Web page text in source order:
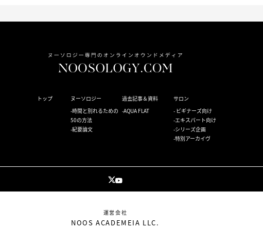
トップ
ヌーソロジー
時間と別れるための
50の方法
紀要論文
過去記事＆資料
AQUA FLAT
サロン
ビギナーズ向け
エキスパート向け
シリーズ企画
特別アーカイヴ
運営会社
NOOS ACADEMEIA LLC.